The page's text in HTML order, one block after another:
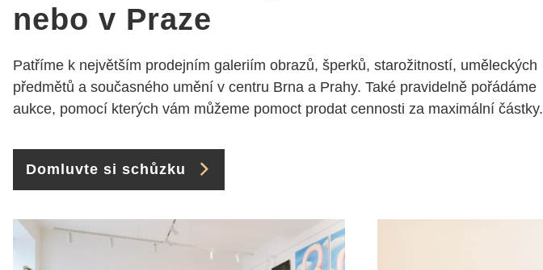
Super !!! pí Papoušková
nebo v Praze
Patříme k největším prodejním galeriím obrazů, šperků, starožitností, uměleckých
předmětů a současného umění v centru Brna a Prahy. Také pravidelně pořádáme
aukce, pomocí kterých vám můžeme pomoct prodat cennosti za maximální částky.
Domluvte si schůzku